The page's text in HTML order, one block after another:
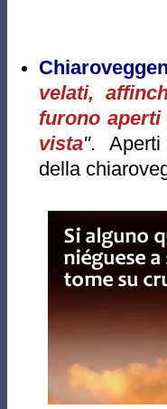
velati,
furono
vista".
della